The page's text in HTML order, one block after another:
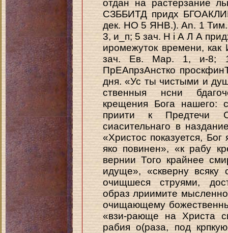
отдан на растерзание
СЗББИТД придх
дек. НО 5 ЯНВ.). An. 1
3, и_п; 5 зач. H i А Л А
иромежуток времени,
зач. Ев. Map. 1, и-8;
ПрЕАпрзАнстко
дня. «Ус ты чистыми и
ственныя нсни
крещения Бога нашего:
приити к Предтечи
сиасительнаго в
«Христос показуется,
яко повинен», «к рабу
вернии Того крайнее
идуще», «скверну всяку
очищшеся струями,
образ лриимите
очищающему
«взи-рающе на Христа
рабия о(раза, под